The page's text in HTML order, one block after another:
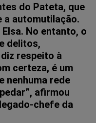
do Pateta, que
a automutilação.
No entanto, o
delitos,
respeito à
certeza, é um
nenhuma rede
afirmou
chefe da